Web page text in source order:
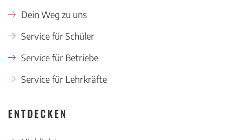
Dein Weg zu uns
Service für Schüler
Service für Betriebe
Service für Lehrkräfte
ENTDECKEN